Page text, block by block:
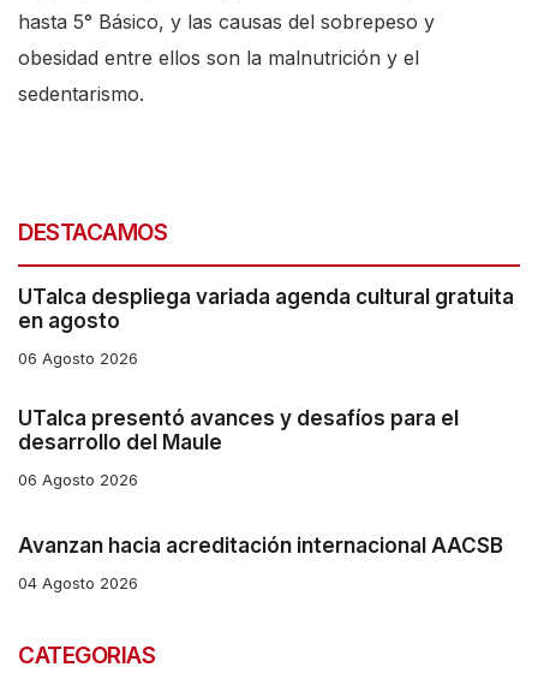
hasta 5° Básico, y las causas del sobrepeso y
obesidad entre ellos son la malnutrición y el
sedentarismo.
DESTACAMOS
UTalca despliega variada agenda cultural gratuita
en agosto
06 Agosto 2026
UTalca presentó avances y desafíos para el
desarrollo del Maule
06 Agosto 2026
Avanzan hacia acreditación internacional AACSB
04 Agosto 2026
CATEGORIAS